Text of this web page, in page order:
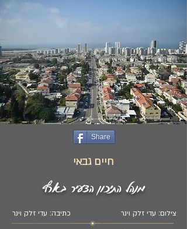
Share
חיים גבאי
מנהל התיכון הצעיר בארץ
כתיבה: עדי זלק וינר צילום: עדי זלק וינר